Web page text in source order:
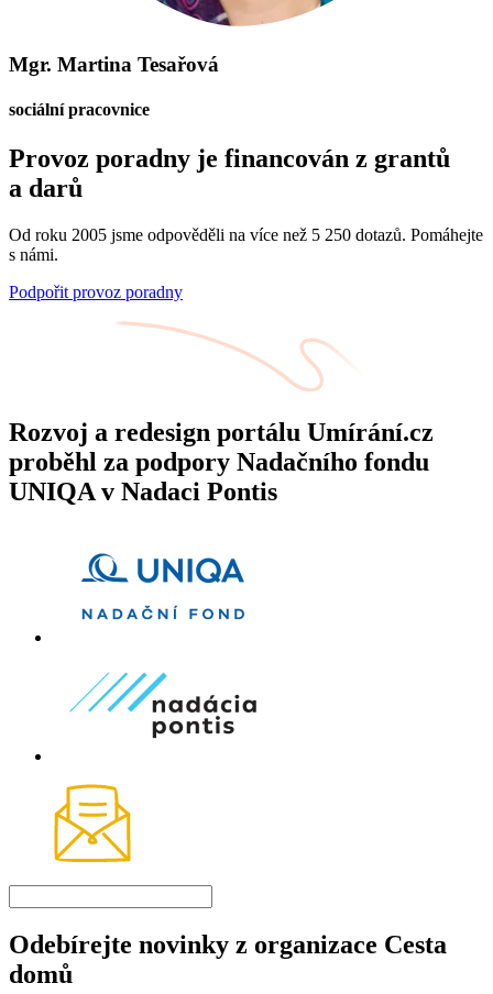
Mgr. Martina Tesařová
sociální pracovnice
Provoz poradny je financován z grantů
a darů
Od roku 2005 jsme odpověděli na více než 5 250 dotazů. Pomáhejte
s námi.
Podpořit provoz poradny
Rozvoj a redesign portálu Umírání.cz
proběhl za podpory Nadačního fondu
UNIQA v Nadaci Pontis
Odebírejte novinky z organizace Cesta
domů